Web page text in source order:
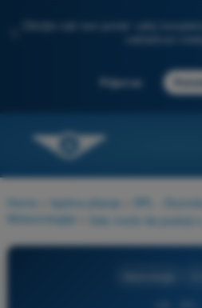
Otkrijte naš novi portal: vaša
Prijavi se
Home Ispitna pitanja SPL -
Meteorologija